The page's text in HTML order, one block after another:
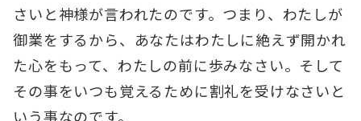
さいと神様が言われたのです。つまり、わたしが
御業をするから、あなたはわたしに絶えず開かれ
た心をもって、わたしの前に歩みなさい。そして
その事をいつも覚えるために割礼を受けなさいと
いう事なのです。